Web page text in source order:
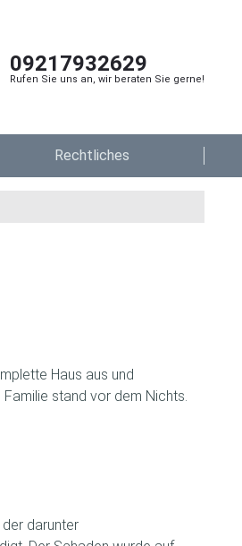
09217932629
Rufen Sie uns an, wir beraten Sie gerne!
Rechtliches
Haus aus und
stand vor dem Nichts.
darunter